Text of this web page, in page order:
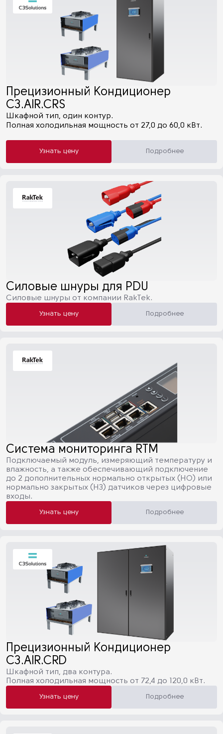
Прецизионный Кондиционер
C3.AIR.CRS
Шкафной тип, один контур.
Полная холодильная мощность от 27,0 до 60,0 кВт.
Узнать цену Подробнее
Силовые шнуры для PDU
Силовые шнуры от компании RakTek.
Узнать цену Подробнее
Система мониторинга RTM
Подключаемый модуль, измеряющий температуру и
влажность, а также обеспечивающий подключение
до 2 дополнительных нормально открытых (НО) или
нормально закрытых (НЗ) датчиков через цифровые
входы.
Узнать цену Подробнее
Прецизионный Кондиционер
C3.AIR.CRD
Шкафной тип, два контура.
Полная холодильная мощность от 72,4 до 120,0 кВт.
Узнать цену Подробнее